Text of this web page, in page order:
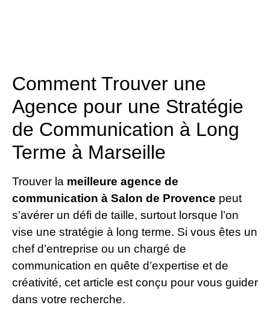
Comment Trouver une
Agence pour une Stratégie
de Communication à Long
Terme à Marseille
Trouver la meilleure agence de
communication à Salon de Provence peut
s’avérer un défi de taille, surtout lorsque l’on
vise une stratégie à long terme. Si vous êtes un
chef d’entreprise ou un chargé de
communication en quête d’expertise et de
créativité, cet article est conçu pour vous guider
dans votre recherche.